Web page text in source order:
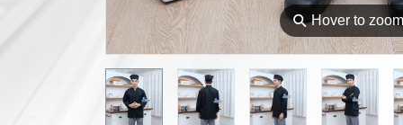
⚲Hover to zoom